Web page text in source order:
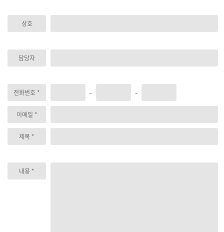
상호
담당자
전화번호 * - -
이메일 *
제목 *
내용 *